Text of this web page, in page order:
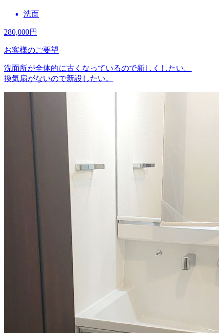
洗面
280,000円
お客様のご要望
洗面所が全体的に古くなっているので新しくしたい。
換気扇がないので新設したい。